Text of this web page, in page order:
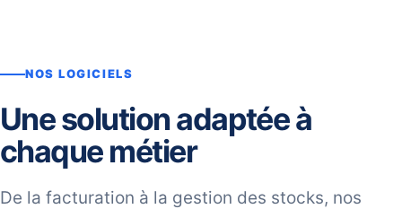
NOS LOGICIELS
Une solution adaptée à
chaque métier
De la facturation à la gestion des stocks, nos